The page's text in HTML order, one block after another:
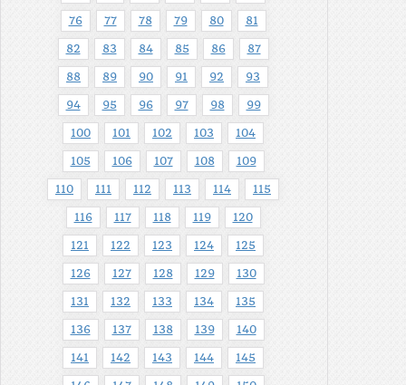
76 77 78 79 80 81
82 83 84 85 86 87
88 89 90 91 92 93
94 95 96 97 98 99
100 101 102 103 104
105 106 107 108 109
110 111 112 113 114 115
116 117 118 119 120
121 122 123 124 125
126 127 128 129 130
131 132 133 134 135
136 137 138 139 140
141 142 143 144 145